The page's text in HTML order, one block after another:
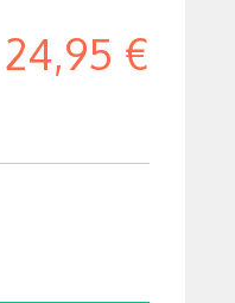
24,95 €